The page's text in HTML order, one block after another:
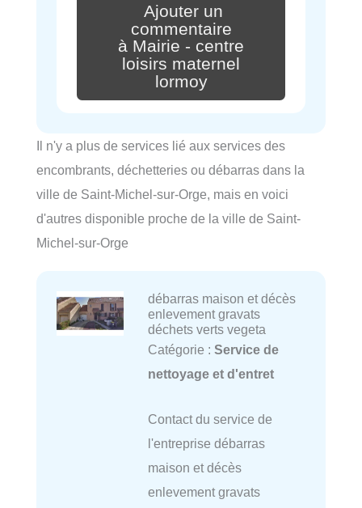
Ajouter un
commentaire
à Mairie - centre
loisirs maternel
lormoy
Il n'y a plus de services lié aux services des
encombrants, déchetteries ou débarras dans la
ville de Saint-Michel-sur-Orge, mais en voici
d'autres disponible proche de la ville de Saint-
Michel-sur-Orge
débarras maison et décès
enlevement gravats
déchets verts vegeta
Catégorie : Service de
nettoyage et d'entret
Contact du service de
l'entreprise débarras
maison et décès
enlevement gravats